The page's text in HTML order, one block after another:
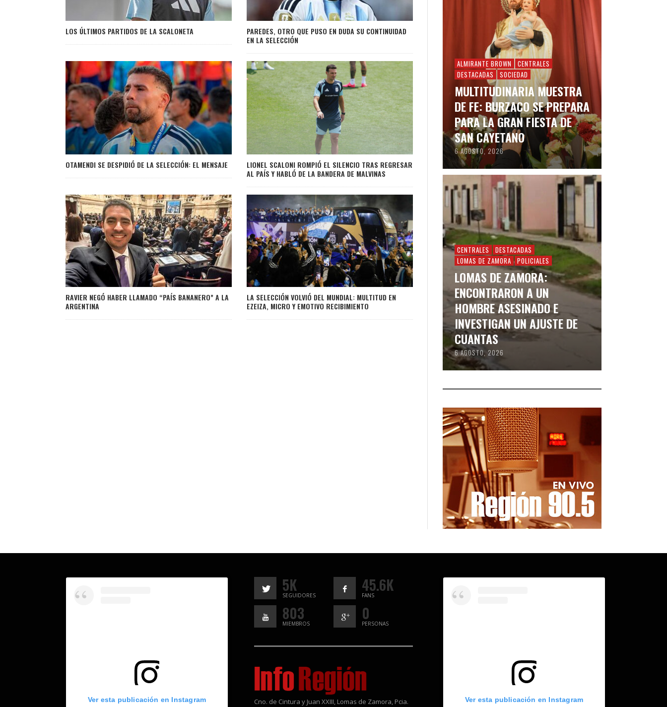
LOS ÚLTIMOS PARTIDOS DE LA SCALONETA
PAREDES, OTRO QUE PUSO EN DUDA SU CONTINUIDAD
EN LA SELECCIÓN
OTAMENDI SE DESPIDIÓ DE LA SELECCIÓN: EL MENSAJE
LIONEL SCALONI ROMPIÓ EL SILENCIO TRAS REGRESAR
AL PAÍS Y HABLÓ DE LA BANDERA DE MALVINAS
RAVIER NEGÓ HABER LLAMADO “PAÍS BANANERO” A LA
ARGENTINA
LA SELECCIÓN VOLVIÓ DEL MUNDIAL: MULTITUD EN
EZEIZA, MICRO Y EMOTIVO RECIBIMIENTO
ALMIRANTE BROWN
CENTRALES
DESTACADAS
SOCIEDAD
MULTITUDINARIA MUESTRA
DE FE: BURZACO SE PREPARA
PARA LA GRAN FIESTA DE
SAN CAYETANO
6 AGOSTO, 2026
CENTRALES
DESTACADAS
LOMAS DE ZAMORA
POLICIALES
LOMAS DE ZAMORA:
ENCONTRARON A UN
HOMBRE ASESINADO E
INVESTIGAN UN AJUSTE DE
CUANTAS
6 AGOSTO, 2026
Ver esta publicación en Instagram
5K
SEGUIDORES
45.6K
FANS
803
MIEMBROS
0
PERSONAS
Cno. de Cintura y Juan XXIII, Lomas de Zamora, Pcia. Ver esta publicación en Instagram